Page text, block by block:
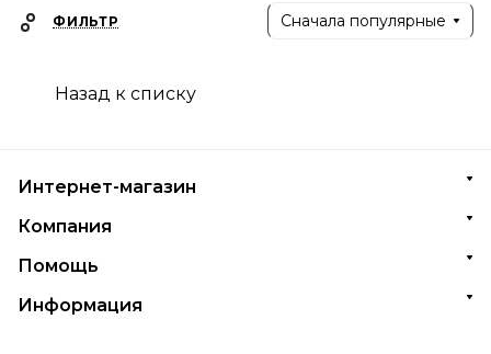
ФИЛЬТР Сначала популярные
Назад к списку
Интернет-магазин
Компания
Помощь
Информация